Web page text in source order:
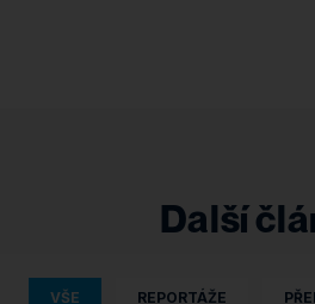
Další
VŠE REPORTÁŽE